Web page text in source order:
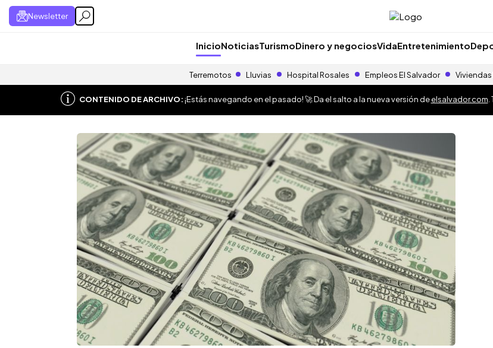
Newsletter
InicioNoticiasTurismoDinero y negociosVidaEntretenimiento
Terremotos Lluvias Hospital Rosales Empleos El Salvador Viviendas
CONTENIDO DE ARCHIVO:¡Estás navegando en el pasado! 🚀 Da el salto a la nueva versión deelsalvador.com